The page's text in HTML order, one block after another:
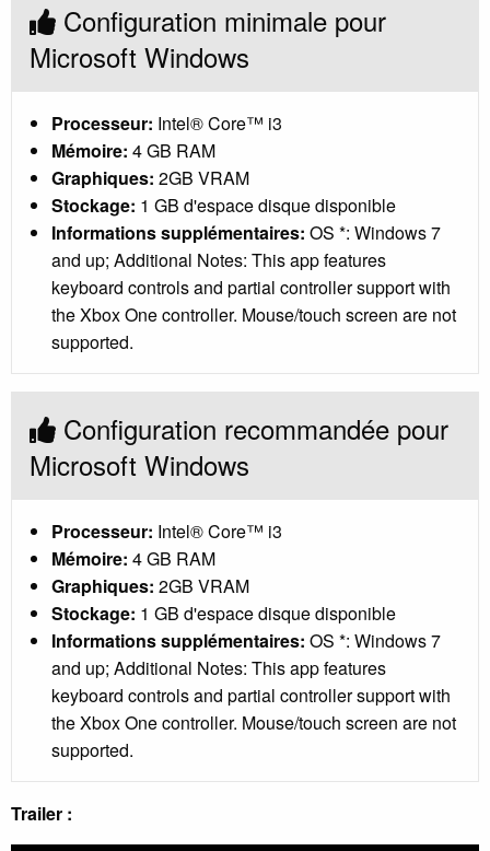
Configuration minimale pour
Microsoft Windows
Processeur: Intel® Core™ i3
Mémoire: 4 GB RAM
Graphiques: 2GB VRAM
Stockage: 1 GB d'espace disque disponible
Informations supplémentaires: OS *: Windows 7
and up; Additional Notes: This app features
keyboard controls and partial controller support with
the Xbox One controller. Mouse/touch screen are not
supported.
Configuration recommandée pour
Microsoft Windows
Processeur: Intel® Core™ i3
Mémoire: 4 GB RAM
Graphiques: 2GB VRAM
Stockage: 1 GB d'espace disque disponible
Informations supplémentaires: OS *: Windows 7
and up; Additional Notes: This app features
keyboard controls and partial controller support with
the Xbox One controller. Mouse/touch screen are not
supported.
Trailer :